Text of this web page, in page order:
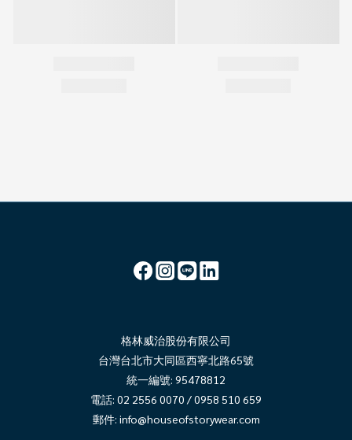
格林威治股份有限公司
台灣台北市大同區西寧北路65號
統一編號: 95478812
電話: 02 2556 0070 / 0958 510 659
郵件: info@houseofstorywear.com